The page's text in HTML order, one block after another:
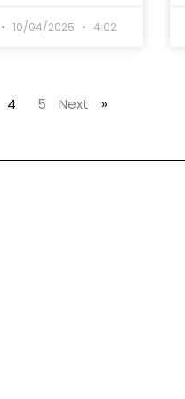
10/04/2025 4:02 م
« Previous
4 5 Next »